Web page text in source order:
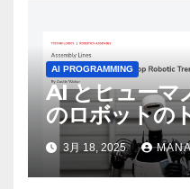
AI PROGRAMMING
AI とヒューマ
のロボットの
ASSEMBLY
3月 18, 2025